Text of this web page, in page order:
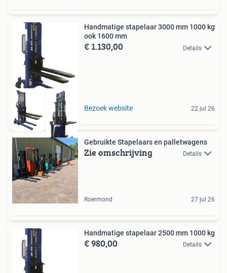
Handmatige stapelaar 3000 mm 1000 kg
ook 1600 mm
€ 1.130,00 Details
Bezoek website 22 jul 26
Gebruikte Stapelaars en palletwagens
Zie omschrijving Details
Roermond 27 jul 26
Handmatige stapelaar 2500 mm 1000 kg
€ 980,00 Details